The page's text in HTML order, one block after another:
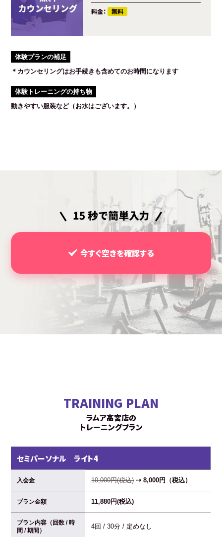
料金： 無料
体験プランの補足
＊カウンセリングはお手続きも含めてのお時間になります
体験トレーニングの持ち物
動きやすい服装など（お水はございます。）
今すぐ空きを確認する
TRAINING PLAN
ラムア高宮店の
トレーニングプラン
セミパーソナル ライト4
入会金 10,000円(税込)⇢ 8,000円（税込）
プラン金額 11,880円(税込)
プラン内容（回数 / 時
間 / 期間）
4回 / 30分 / 定めなし